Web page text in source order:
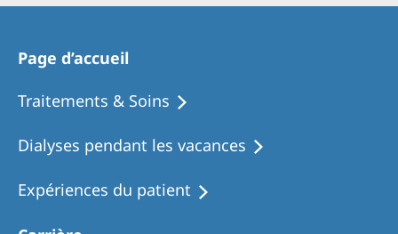
Page d’accueil
Traitements & Soins
Dialyses pendant les vacances
Expériences du patient